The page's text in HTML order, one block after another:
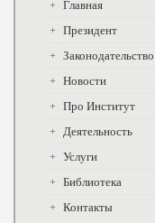
Главная
Президент
Законодательство
Новости
Про Институт
Деятельность
Услуги
Библиотека
Контакты